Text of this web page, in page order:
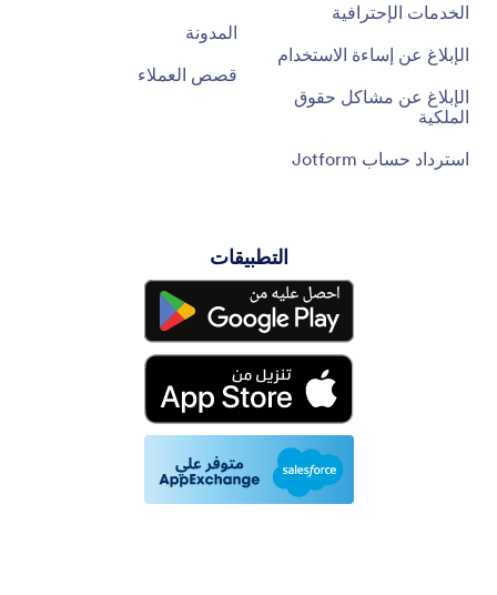
الخدمات الإحترافية
الإبلاغ عن إساءة الاستخدام
الإبلاغ عن مشاكل حقوق
الملكية
استرداد حساب Jotform
المدونة
قصص العملاء
التطبيقات